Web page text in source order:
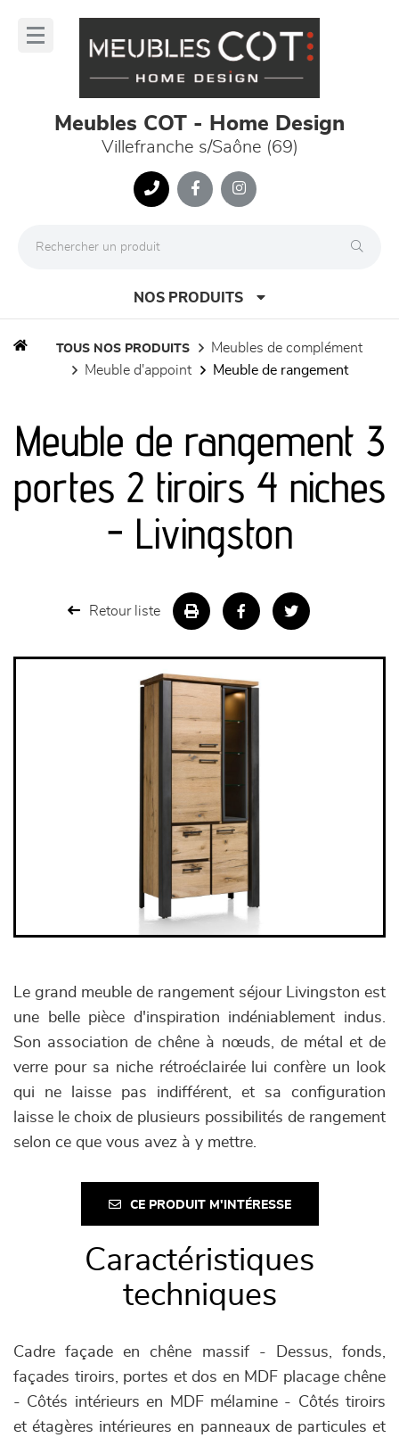
Meubles COT - Home Design
Villefranche s/Saône (69)
NOS PRODUITS
séjours
meubles de complément
chambres et dressing
TOUS NOS PRODUITS
meubles de complément
meuble d'appoint
meuble de rangement
Meuble de rangement 3
portes 2 tiroirs 4 niches
- Livingston
Retour liste
Le grand meuble de rangement séjour Livingston est
une belle pièce d'inspiration indéniablement indus.
Son association de chêne à nœuds, de métal et de
verre pour sa niche rétroéclairée lui confère un look
qui ne laisse pas indifférent, et sa configuration
laisse le choix de plusieurs possibilités de rangement
selon ce que vous avez à y mettre.
CE PRODUIT M'INTÉRESSE
Caractéristiques
techniques
Cadre façade en chêne massif - Dessus, fonds,
façades tiroirs, portes et dos en MDF placage chêne
- Côtés intérieurs en MDF mélamine - Côtés tiroirs
et étagères intérieures en panneaux de particules et